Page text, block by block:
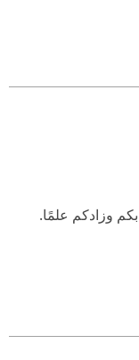
وزادكم علمًا.